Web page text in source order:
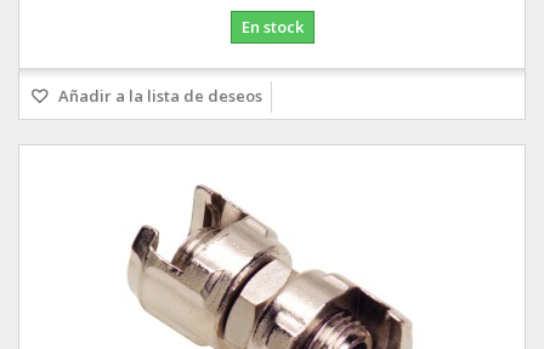
En stock
Añadir a la lista de deseos